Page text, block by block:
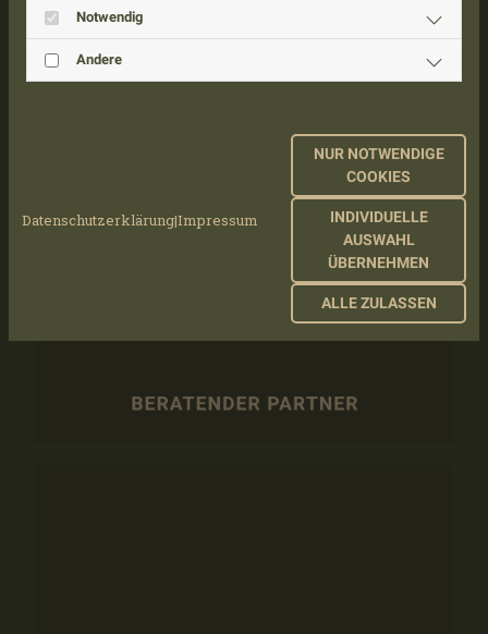
Notwendig
Andere
Datenschutzerklärung|Impressum
NUR NOTWENDIGE
COOKIES
INDIVIDUELLE
AUSWAHL
ÜBERNEHMEN
ALLE ZULASSEN